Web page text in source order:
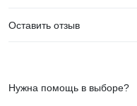
Оставить отзыв
Нужна помощь в выборе?